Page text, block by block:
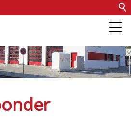
Barrierefreiheit